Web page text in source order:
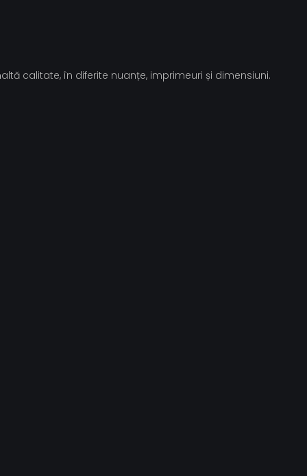
calitate, în diferite nuanțe, imprimeuri și dimensiuni.